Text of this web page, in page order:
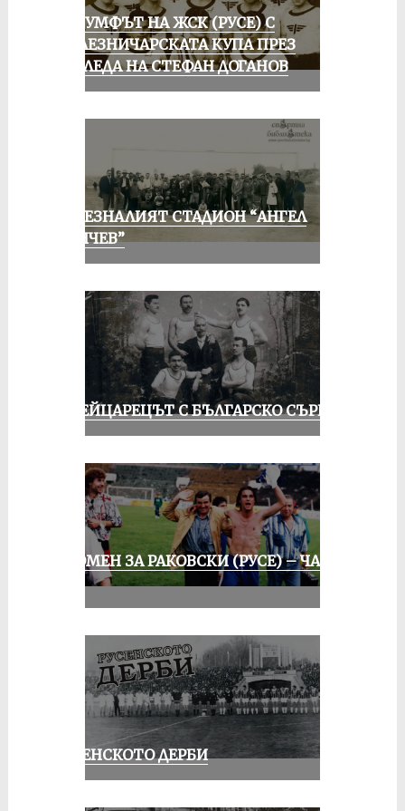
ТРИУМФЪТ НА ЖСК (РУСЕ) С
ЖЕЛЕЗНИЧАРСКАТА КУПА ПРЕЗ
ПОГЛЕДА НА СТЕФАН ДОГАНОВ
ИЗЧЕЗНАЛИЯТ СТАДИОН “АНГЕЛ
КЪНЧЕВ”
ШВЕЙЦАРЕЦЪТ С БЪЛГАРСКО СЪРЦЕ
СПОМЕН ЗА РАКОВСКИ (РУСЕ) – ЧАСТ
РУСЕНСКОТО ДЕРБИ